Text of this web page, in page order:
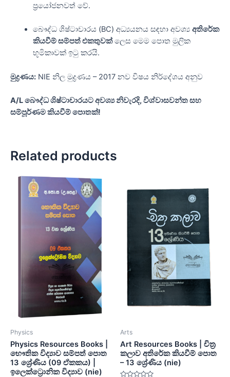
ප්‍රයෝජනවත් වේ.
බෞද්ධ ශිෂ්ටාචාරය (BC) අධ්‍යයනය සඳහා අවශ්‍ය අතිරේක
කියවීම් සම්පත් එකතුවක්ලෙස මෙම පොත මුලික
භූමිකාවක් ඉටු කරයි.
මුද්‍රණය: NIE නිල මුද්‍රණය – 2017 නව විෂය නිර්දේශය අනුව
A/L බෞද්ධ ශිෂ්ටාචාරයට අවශ්‍ය නිවැරදි, විශ්වාසවන්ත සහ
සම්පූර්ණම කියවීම් පොතක්!
Related products
Physics
Physics Resources Books |
භෞතික විද්‍යාව සම්පත් පොත
13 ශ්‍රේණිය (09 ඒකකය) |
ඉලෙක්ට්‍රොනික විද්‍යාව (nie)
Arts
Art Resources Books | චිත්‍ර
කලාව අතිරේක කියවීම් පොත
– 13 ශ්‍රේණිය (nie)